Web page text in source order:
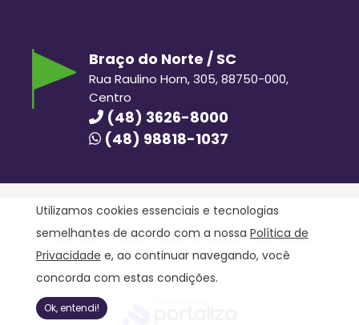
Braço do Norte / SC
Rua Raulino Horn, 305, 88750-000,
Centro
(48) 3626-8000
(48) 98818-1037
Hora Hiper © 2020. Todos os direitos reservados.
Política de Privacidade
Utilizamos cookies essenciais e tecnologias
semelhantes de acordo com a nossa Política de
Privacidade e, ao continuar navegando, você
concorda com estas condições.
Ok, entendi!